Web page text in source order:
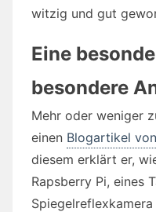
witzig und gut
Eine
besondere
Mehr oder weniger
einen Blogartikel
diesem erklärt er,
Rapsberry Pi, eines